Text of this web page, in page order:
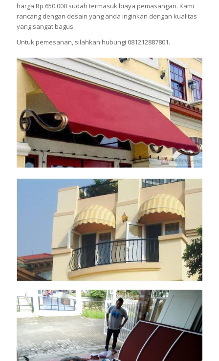
harga Rp 650.000 sudah termasuk biaya pemasangan. Kami
rancang dengan desain yang anda inginkan dengan kualitas
yang sangat bagus.
Untuk pemesanan, silahkan hubungi 081212887801.